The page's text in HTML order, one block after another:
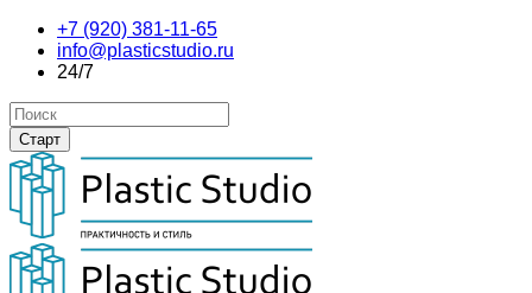
+7 (920) 381-11-65
info@plasticstudio.ru
24/7